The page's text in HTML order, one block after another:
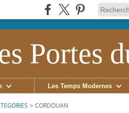
Portes
Les Temps Modernes
> CORDOUAN